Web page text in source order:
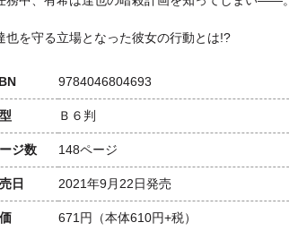
也を守る立場となった彼女の行動とは!?
9784046804693
Ｂ６判
ジ数 148ページ
日 2021年9月22日発売
671円 （本体610円+税）